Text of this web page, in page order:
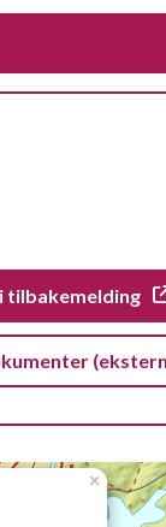
tilbakemelding
×